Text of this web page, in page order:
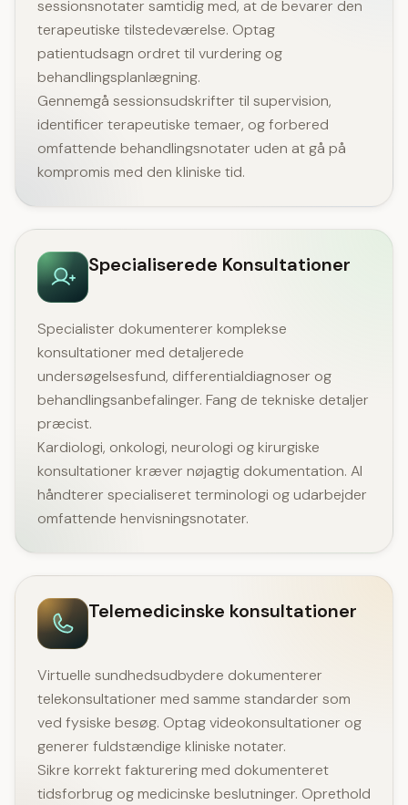
sessionsnotater samtidig med, at de bevarer den
terapeutiske tilstedeværelse. Optag
patientudsagn ordret til vurdering og
behandlingsplanlægning.
Gennemgå sessionsudskrifter til supervision,
identificer terapeutiske temaer, og forbered
omfattende behandlingsnotater uden at gå på
kompromis med den kliniske tid.
Specialiserede Konsultationer
Specialister dokumenterer komplekse
konsultationer med detaljerede
undersøgelsesfund, differentialdiagnoser og
behandlingsanbefalinger. Fang de tekniske detaljer
præcist.
Kardiologi, onkologi, neurologi og kirurgiske
konsultationer kræver nøjagtig dokumentation. AI
håndterer specialiseret terminologi og udarbejder
omfattende henvisningsnotater.
Telemedicinske konsultationer
Virtuelle sundhedsudbydere dokumenterer
telekonsultationer med samme standarder som
ved fysiske besøg. Optag videokonsultationer og
generer fuldstændige kliniske notater.
Sikre korrekt fakturering med dokumenteret
tidsforbrug og medicinske beslutninger. Oprethold